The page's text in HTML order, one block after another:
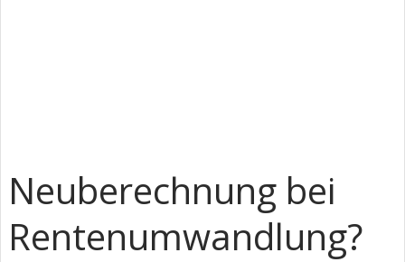
Neuberechnung bei
Rentenumwandlung?